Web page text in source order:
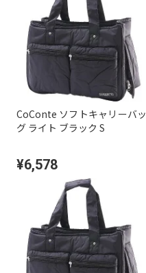
CoConte ソフトキャリーバッ
グ ライト ブラック S
¥6,578